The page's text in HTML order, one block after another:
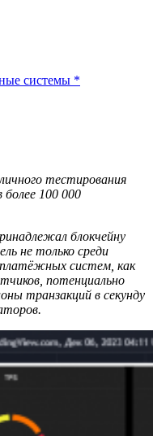
системы *
тестирования
более 100 000
блокчейну
не только среди
платёжных систем, как
потенциально
транзакций в секунду